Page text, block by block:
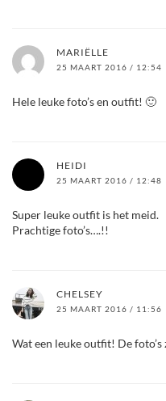
MARIËLLE
25 MAART 2016 / 12:54
Hele leuke foto’s en outfit! 🙂
HEIDI
25 MAART 2016 / 12:48
Super leuke outfit is het meid.
Prachtige foto’s….!!
CHELSEY
25 MAART 2016 / 11:56
Wat een leuke outfit! De